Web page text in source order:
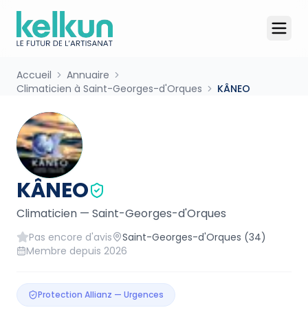
Accueil
Annuaire
Climaticien à Saint-Georges-d'Orques
KÂNEO
KÂNEO
Climaticien — Saint-Georges-d'Orques
Pas encore d'avis Saint-Georges-d'Orques (34)
Membre depuis 2026
Protection Allianz — Urgences